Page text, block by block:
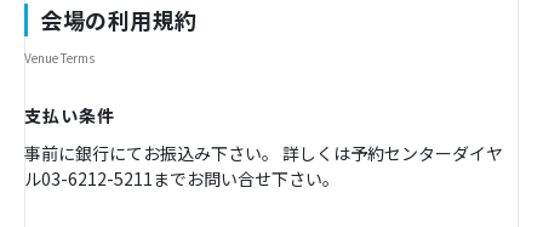
会場の利用規約
Venue Terms
支払い条件
事前に銀行にてお振込み下さい。 詳しくは予約センターダイヤ
ル03-6212-5211までお問い合せ下さい。